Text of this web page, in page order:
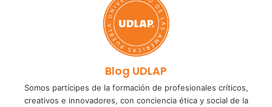
Blog UDLAP
Somos partícipes de la formación de profesionales críticos,
creativos e innovadores, con conciencia ética y social de la